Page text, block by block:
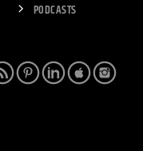
PODCASTS